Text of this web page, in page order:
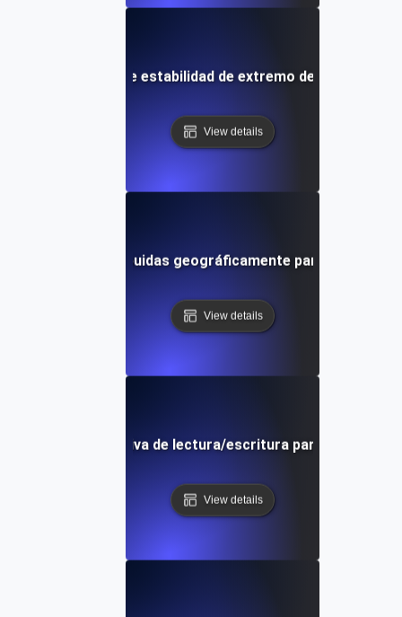
de carga de estabilidad de extremo de duración
View details
de carga distribuidas geográficamente para el
View details
de carga intensiva de lectura/escritura para bases de
View details